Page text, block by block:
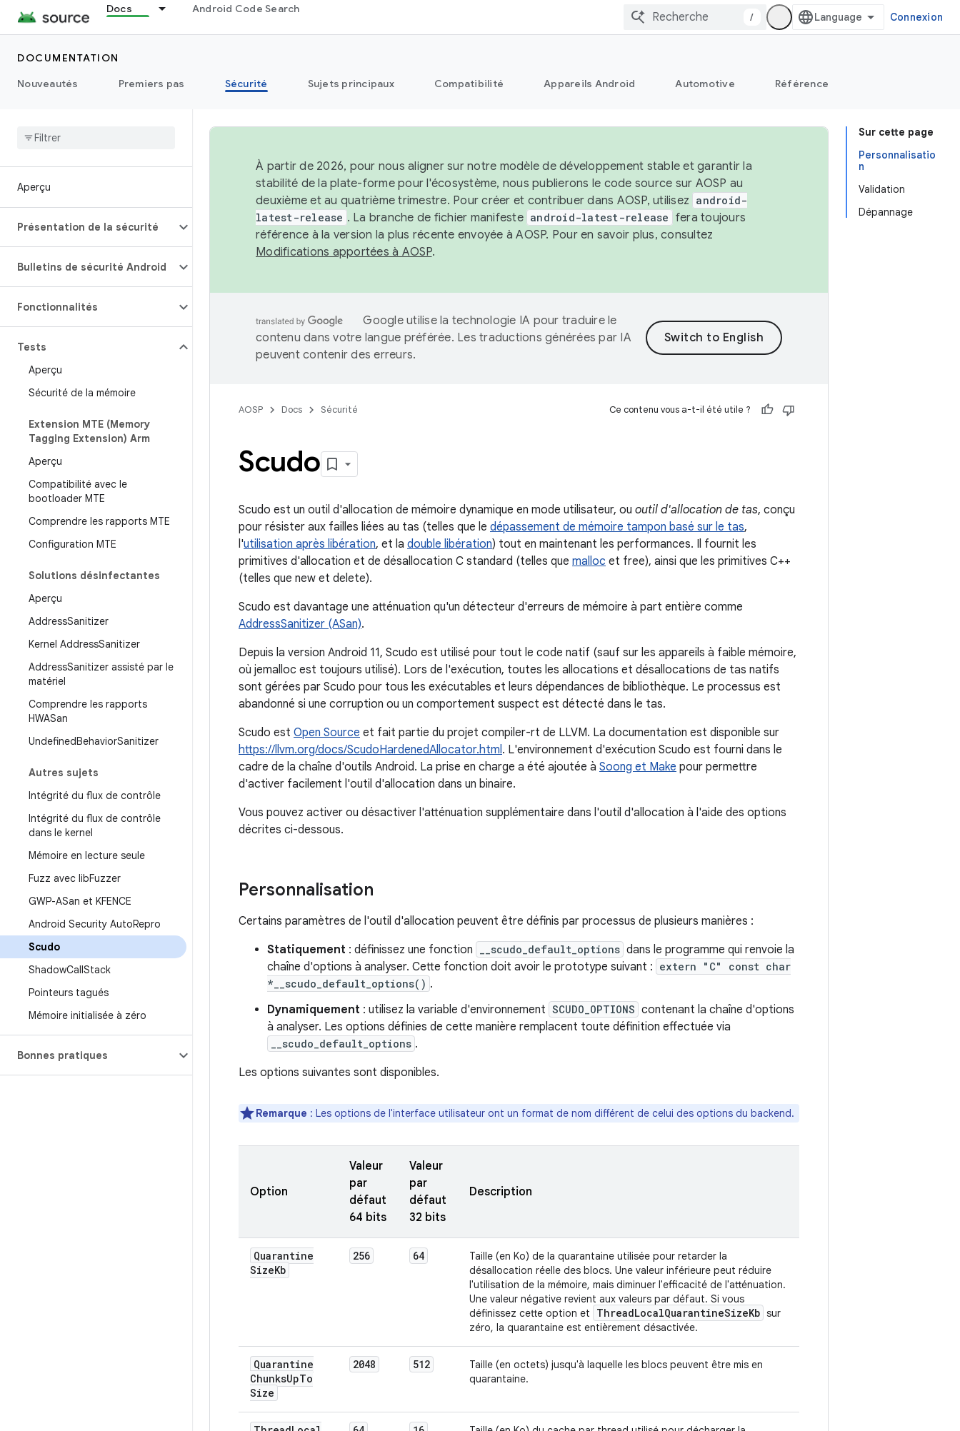
Docs Android Code Search
/ Connexion
DOCUMENTATION
Nouveautés
Premiers pas Sécurité Sujets principaux Compatibilité Appareils Android Automotive Référence
Aperçu
Présentation de la sécurité
Bulletins de sécurité Android
Fonctionnalités
Tests
Aperçu
Sécurité de la mémoire
Extension MTE (Memory
Tagging Extension) Arm
Aperçu
Compatibilité avec le
bootloader MTE
Comprendre les rapports MTE
Configuration MTE
Solutions désinfectantes
Aperçu
AddressSanitizer
Kernel AddressSanitizer
AddressSanitizer assisté par le
matériel
Comprendre les rapports
HWASan
UndefinedBehaviorSanitizer
Autres sujets
Intégrité du flux de contrôle
Intégrité du flux de contrôle
dans le kernel
Mémoire en lecture seule
Fuzz avec libFuzzer
GWP-ASan et KFENCE
Android Security AutoRepro
Scudo
ShadowCallStack
Pointeurs tagués
Mémoire initialisée à zéro
Bonnes pratiques
Sur cette page
Personnalisatio
n
Validation
Dépannage
À partir de 2026, pour nous aligner sur notre modèle de développement stable et garantir la
stabilité de la plate-forme pour l'écosystème, nous publierons le code source sur AOSP au
deuxième et au quatrième trimestre. Pour créer et contribuer dans AOSP, utilisez android-
latest-release . La branche de fichier manifeste android-latest-release fera toujours
référence à la version la plus récente envoyée à AOSP. Pour en savoir plus, consultez
Modifications apportées à AOSP.
Google utilise la technologie IA pour traduire le
contenu dans votre langue préférée. Les traductions générées par IA
peuvent contenir des erreurs.
AOSP Docs Sécurité Ce contenu vous a-t-il été utile ?
Scudo
Scudo est un outil d'allocation de mémoire dynamique en mode utilisateur, ou outil d'allocation de tas, conçu
pour résister aux failles liées au tas (telles que le dépassement de mémoire tampon basé sur le tas,
l'utilisation après libération, et la double libération) tout en maintenant les performances. Il fournit les
primitives d'allocation et de désallocation C standard (telles que malloc et free), ainsi que les primitives C++
(telles que new et delete).
Scudo est davantage une atténuation qu'un détecteur d'erreurs de mémoire à part entière comme
AddressSanitizer (ASan).
Depuis la version Android 11, Scudo est utilisé pour tout le code natif (sauf sur les appareils à faible mémoire,
où jemalloc est toujours utilisé). Lors de l'exécution, toutes les allocations et désallocations de tas natifs
sont gérées par Scudo pour tous les exécutables et leurs dépendances de bibliothèque. Le processus est
abandonné si une corruption ou un comportement suspect est détecté dans le tas.
Scudo est Open Source et fait partie du projet compiler-rt de LLVM. La documentation est disponible sur
https://llvm.org/docs/ScudoHardenedAllocator.html. L'environnement d'exécution Scudo est fourni dans le
cadre de la chaîne d'outils Android. La prise en charge a été ajoutée à Soong et Make pour permettre
d'activer facilement l'outil d'allocation dans un binaire.
Vous pouvez activer ou désactiver l'atténuation supplémentaire dans l'outil d'allocation à l'aide des options
décrites ci-dessous.
Personnalisation
Certains paramètres de l'outil d'allocation peuvent être définis par processus de plusieurs manières :
Statiquement : définissez une fonction __scudo_default_options dans le programme qui renvoie la
chaîne d'options à analyser. Cette fonction doit avoir le prototype suivant : extern "C" const char
*__scudo_default_options() .
Dynamiquement : utilisez la variable d'environnement SCUDO_OPTIONS contenant la chaîne d'options
à analyser. Les options définies de cette manière remplacent toute définition effectuée via
__scudo_default_options .
Les options suivantes sont disponibles.
Remarque : Les options de l'interface utilisateur ont un format de nom différent de celui des options du backend.
Option
Valeur
par
défaut
64 bits
Valeur
par
défaut
32 bits
Description
Quarantine
SizeKb
256 64
Taille (en Ko) de la quarantaine utilisée pour retarder la
désallocation réelle des blocs. Une valeur inférieure peut réduire
l'utilisation de la mémoire, mais diminuer l'efficacité de l'atténuation.
Une valeur négative revient aux valeurs par défaut. Si vous
définissez cette option et
ThreadLocalQuarantineSizeKb sur
zéro, la quarantaine est entièrement désactivée.
Quarantine
ChunksUpTo
Size
2048 512
Taille (en octets) jusqu'à laquelle les blocs peuvent être mis en
quarantaine.